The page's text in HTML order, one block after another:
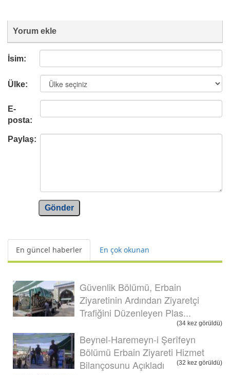
Yorum ekle
İsim:
Ülke:
E-
posta:
Paylaş:
Gönder
En güncel haberler En çok okunan
Güvenlik Bölümü, Erbain
Ziyaretinin Ardından Ziyaretçi
Trafiğini Düzenleyen Plas...
(34 kez görüldü)
Beynel-Haremeyn-i Şerîfeyn
Bölümü Erbain Ziyareti Hizmet
Bilançosunu Açıkladı
(32 kez görüldü)